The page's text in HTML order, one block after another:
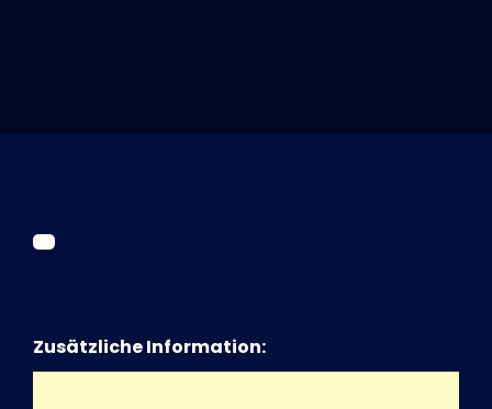
Zusätzliche Information: